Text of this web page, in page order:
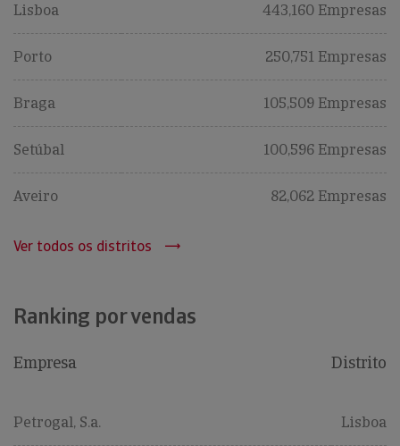
Lisboa 443,160 Empresas
Porto 250,751 Empresas
Braga 105,509 Empresas
Setúbal 100,596 Empresas
Aveiro 82,062 Empresas
Ver todos os distritos
Ranking por vendas
Empresa Distrito
Petrogal, S.a. Lisboa